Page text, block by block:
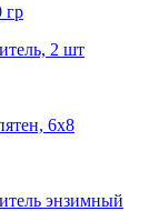
гр
2 шт
6х8
энзимный